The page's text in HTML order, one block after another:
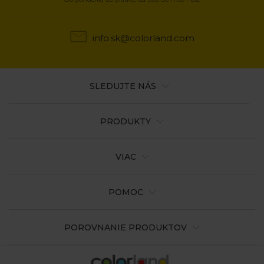
info.sk@colorland.com
PRODUKTY
VIAC
POMOC
POROVNANIE PRODUKTOV
SLEDUJTE NÁS